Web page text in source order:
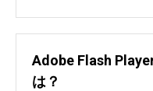
Adobe Flash
は？